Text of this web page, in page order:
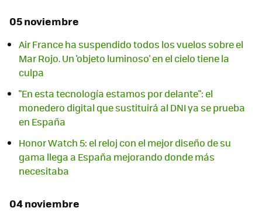
05 noviembre
Air France ha suspendido todos los vuelos sobre el
Mar Rojo. Un 'objeto luminoso' en el cielo tiene la
culpa
"En esta tecnología estamos por delante": el
monedero digital que sustituirá al DNI ya se prueba
en España
Honor Watch 5: el reloj con el mejor diseño de su
gama llega a España mejorando donde más
necesitaba
04 noviembre